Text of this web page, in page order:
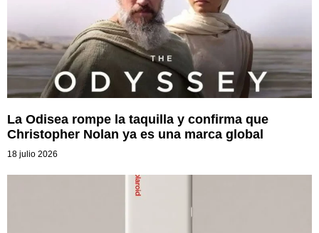
La Odisea rompe la taquilla y confirma que
Christopher Nolan ya es una marca global
18 julio 2026